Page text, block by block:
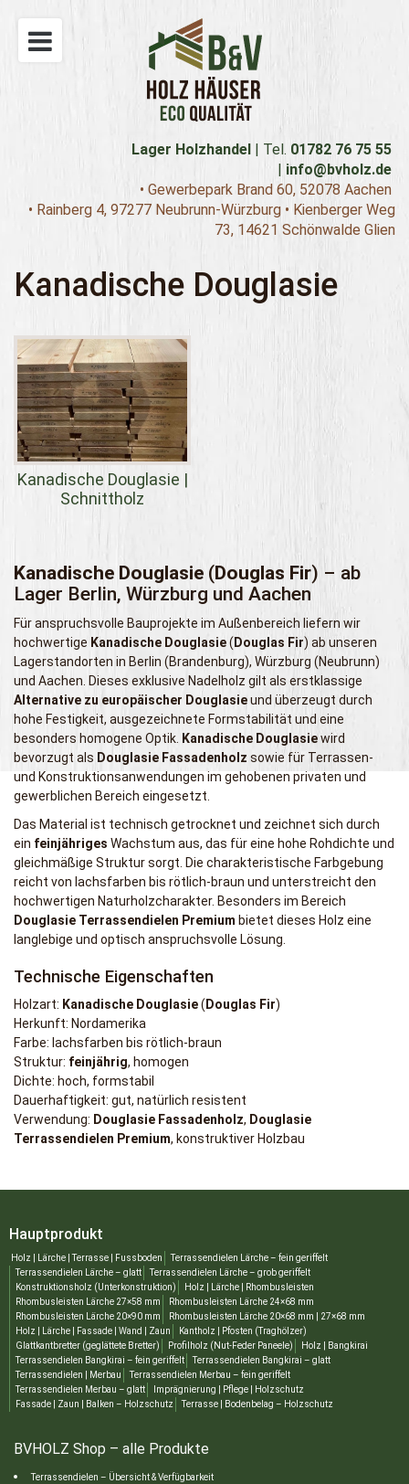
Lager Holzhandel | Tel. 01782 76 75 55
| info@bvholz.de
• Gewerbepark Brand 60, 52078 Aachen
• Rainberg 4, 97277 Neubrunn-Würzburg • Kienberger Weg
73, 14621 Schönwalde Glien
Kanadische Douglasie
Kanadische Douglasie |
Schnittholz
Kanadische Douglasie (Douglas Fir) – ab
Lager Berlin, Würzburg und Aachen
Für anspruchsvolle Bauprojekte im Außenbereich liefern wir
hochwertige Kanadische Douglasie( Douglas Fir) ab unseren
Lagerstandorten in Berlin (Brandenburg), Würzburg (Neubrunn)
und Aachen. Dieses exklusive Nadelholz gilt als erstklassige
Alternative zu europäischer Douglasieund überzeugt durch
hohe Festigkeit, ausgezeichnete Formstabilität und eine
besonders homogene Optik. Kanadische Douglasiewird
bevorzugt als Douglasie Fassadenholz sowie für Terrassen-
und Konstruktionsanwendungen im gehobenen privaten und
gewerblichen Bereich eingesetzt.
Das Material ist technisch getrocknet und zeichnet sich durch
ein feinjähriges Wachstum aus, das für eine hohe Rohdichte und
gleichmäßige Struktur sorgt. Die charakteristische Farbgebung
reicht von lachsfarben bis rötlich-braun und unterstreicht den
hochwertigen Naturholzcharakter. Besonders im Bereich
Douglasie Terrassendielen Premium bietet dieses Holz eine
langlebige und optisch anspruchsvolle Lösung.
Technische Eigenschaften
Holzart: Kanadische Douglasie( Douglas Fir)
Herkunft: Nordamerika
Farbe: lachsfarben bis rötlich-braun
Struktur: feinjährig, homogen
Dichte: hoch, formstabil
Dauerhaftigkeit: gut, natürlich resistent
Verwendung: Douglasie Fassadenholz, Douglasie
Terrassendielen Premium, konstruktiver Holzbau
Hauptprodukt
Holz | Lärche | Terrasse | Fussboden
Terrassendielen Lärche – fein geriffelt
Terrassendielen Lärche – glatt
Terrassendielen Lärche – grob geriffelt
Konstruktionsholz (Unterkonstruktion)
Holz | Lärche | Rhombusleisten
Rhombusleisten Lärche 27×58 mm
Rhombusleisten Lärche 24×68 mm
Rhombusleisten Lärche 20×90 mm
Rhombusleisten Lärche 20×68 mm | 27×68 mm
Holz | Lärche | Fassade | Wand | Zaun
Kantholz | Pfosten (Traghölzer)
Glattkantbretter (geglättete Bretter)
Profilholz (Nut‑Feder Paneele)
Holz | Bangkirai
Terrassendielen Bangkirai – fein geriffelt
Terrassendielen Bangkirai – glatt
Terrassendielen | Merbau
Terrassendielen Merbau – fein geriffelt
Terrassendielen Merbau – glatt
Imprägnierung | Pflege | Holzschutz
Fassade | Zaun | Balken – Holzschutz
Terrasse | Bodenbelag – Holzschutz
BVHOLZ Shop – alle Produkte
Terrassendielen – Übersicht & Verfügbarkeit